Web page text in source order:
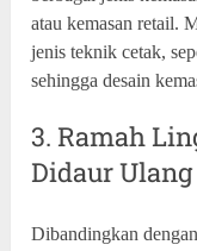
atau kemasan retail.
jenis teknik cetak,
sehingga desain
3. Ramah
Didaur Ulang
Dibandingkan